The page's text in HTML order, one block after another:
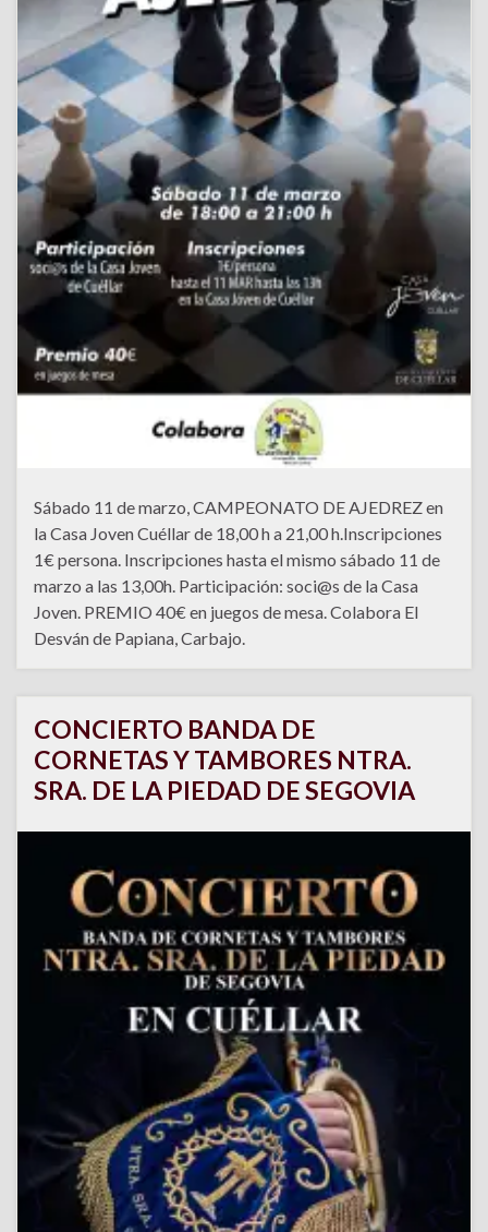
Sábado 11 de marzo, CAMPEONATO DE AJEDREZ en
la Casa Joven Cuéllar de 18,00 h a 21,00 h.Inscripciones
1€ persona. Inscripciones hasta el mismo sábado 11 de
marzo a las 13,00h. Participación: soci@s de la Casa
Joven. PREMIO 40€ en juegos de mesa. Colabora El
Desván de Papiana, Carbajo.
CONCIERTO BANDA DE
CORNETAS Y TAMBORES NTRA.
SRA. DE LA PIEDAD DE SEGOVIA